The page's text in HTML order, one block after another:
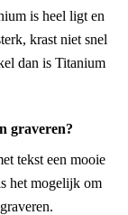
is heel ligt en
krast niet snel
dan is Titanium
graveren?
tekst een mooie
het mogelijk om